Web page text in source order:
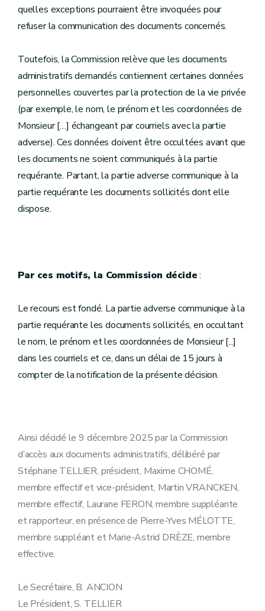
quelles exceptions pourraient être invoquées pour
refuser la communication des documents concernés.
Toutefois, la Commission relève que les documents
administratifs demandés contiennent certaines données
personnelles couvertes par la protection de la vie privée
(par exemple, le nom, le prénom et les coordonnées de
Monsieur […] échangeant par courriels avec la partie
adverse). Ces données doivent être occultées avant que
les documents ne soient communiqués à la partie
requérante. Partant, la partie adverse communique à la
partie requérante les documents sollicités dont elle
dispose.
Par ces motifs, la Commission décide:
Le recours est fondé. La partie adverse communique à la
partie requérante les documents sollicités, en occultant
le nom, le prénom et les coordonnées de Monsieur [...]
dans les courriels et ce, dans un délai de 15 jours à
compter de la notification de la présente décision.
Ainsi décidé le 9 décembre 2025 par la Commission
d’accès aux documents administratifs, délibéré par
Stéphane TELLIER, président, Maxime CHOMÉ,
membre effectif et vice-président, Martin VRANCKEN,
membre effectif, Laurane FERON, membre suppléante
et rapporteur, en présence de Pierre-Yves MÉLOTTE,
membre suppléant et Marie-Astrid DRÈZE, membre
effective.
Le Secrétaire, B. ANCION
Le Président, S. TELLIER